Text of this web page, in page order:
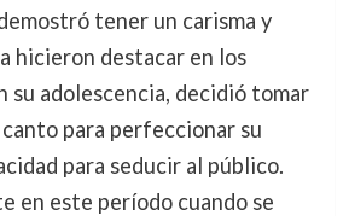
tener un carisma y
hicieron destacar en los
su adolescencia, decidió tomar
para perfeccionar su
para seducir al público.
en este período cuando se